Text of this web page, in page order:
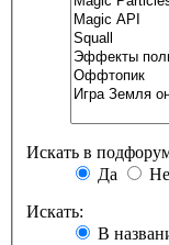
Искать в
Да
Искать:
В